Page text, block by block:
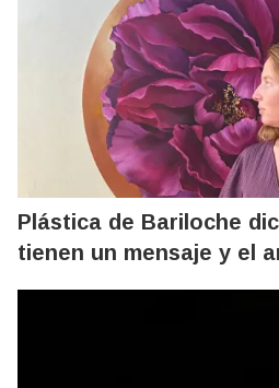
Plástica de Bariloche
tienen un mensaje y el